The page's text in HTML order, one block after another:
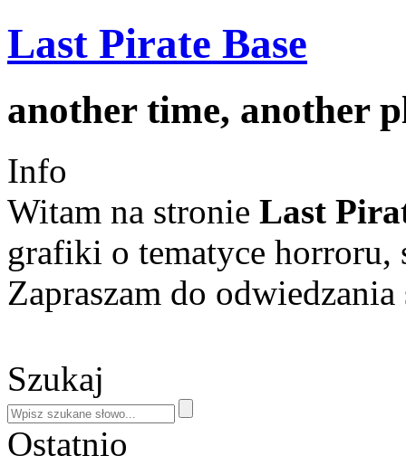
Last Pirate Base
another time, another
Info
Witam na stronie Last
grafiki o tematyce horroru,
Zapraszam do
Szukaj
Ostatnio